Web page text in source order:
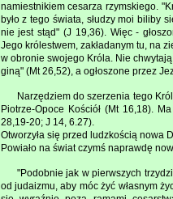
namiestnikiem cesarza rzymskiego.
było z tego świata, słudzy moi biliby
nie jest stąd" (J 19,36). Więc -
Jego królestwem, zakładanym tu, na
w obronie swojego Króla. Nie
giną" (Mt 26,52), a ogłoszone przez
Narzędziem do szerzenia tego
Piotrze-Opoce Kościół (Mt 16,18).
28,19-20; J 14, 6.27).
Otworzyła się przed ludzkością nowa
Powiało na świat czymś naprawdę
"Podobnie jak w pierwszych
od judaizmu, aby móc żyć własnym